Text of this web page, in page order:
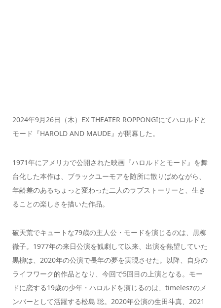
2024年9月26日（木）EX THEATER ROPPONGIにてハロルドと
モード『HAROLD AND MAUDE』が開幕した。
1971年にアメリカで公開された映画『ハロルドとモード』を舞
台化した本作は、ブラックユーモアを随所に散りばめながら、
年齢差のあるちょっと変わった二人のラブストーリーと、生き
ることの楽しさを描いた作品。
破天荒でキュートな79歳の主人公・モードを演じるのは、黒柳
徹子。1977年の来日公演を観劇して以来、出演を熱望していた
黒柳は、2020年の公演で長年の夢を実現させた。以降、自身の
ライフワーク的作品となり、今回で5回目の上演となる。モー
ドに恋する19歳の少年・ハロルドを演じるのは、timeleszのメ
ンバーとして活躍する松島 聡。2020年公演の生田斗真、2021